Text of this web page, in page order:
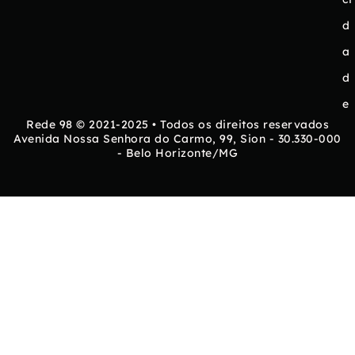
d
a
d
e
Rede 98 © 2021-2025 • Todos os direitos reservados
Avenida Nossa Senhora do Carmo, 99, Sion - 30.330-000
- Belo Horizonte/MG